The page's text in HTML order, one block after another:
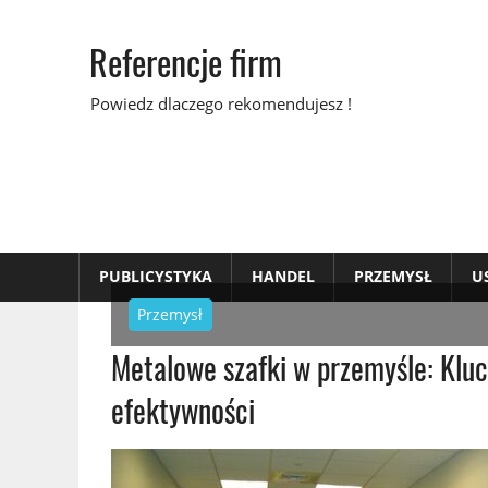
Referencje firm
Powiedz dlaczego rekomendujesz !
PUBLICYSTYKA HANDEL PRZEMYSŁ
Przemysł
Metalowe szafki w przemyśle:
efektywności